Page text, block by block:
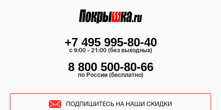
+7 495 995-80-40
c 9:00 - 21:00 (без выходных)
8 800 500-80-66
по России (бесплатно)
ПОДПИШИТЕСЬ НА НАШИ СКИДКИ